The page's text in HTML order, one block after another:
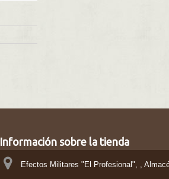
Información sobre la tienda
Efectos Militares "El Profesional", ,